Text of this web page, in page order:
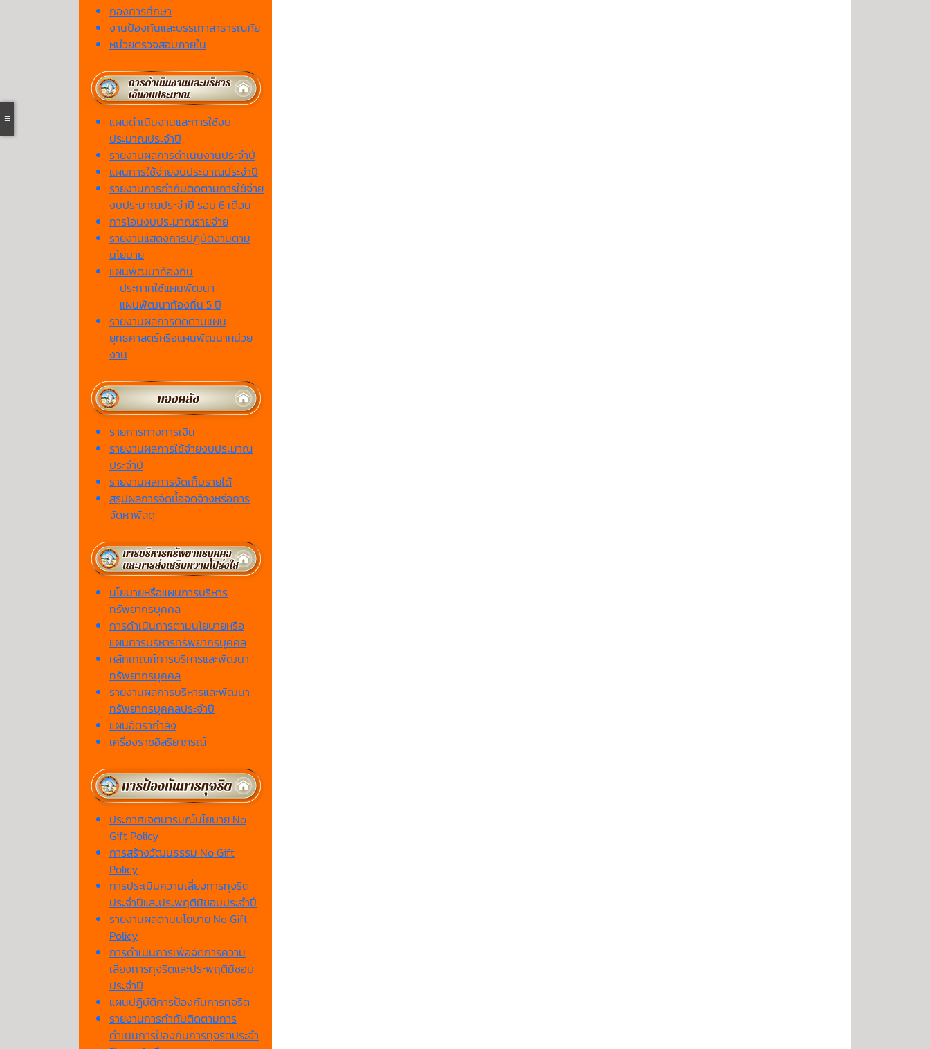
กองการศึกษา
งานป้องกันและบรรเทาสาธารณภัย
หน่วยตรวจสอบภายใน
แผนดำเนินงานและการใช้งบ
ประมาณประจำปี
รายงานผลการดำเนินงานประจำปี
แผนการใช้จ่ายงบประมาณประจำปี
รายงานการกำกับติดตามการใช้จ่าย
งบประมาณประจำปี รอบ 6 เดือน
การโอนงบประมาณรายจ่าย
รายงานแสดงการปฏิบัติงานตาม
นโยบาย
แผนพัฒนาท้องถิ่น
ประกาศใช้แผนพัฒนา
แผนพัฒนาท้องถิ่น 5 ปี
รายงานผลการติดตามแผน
ยุทธศาสตร์หรือแผนพัฒนาหน่วย
งาน
รายการทางการเงิน
รายงานผลการใช้จ่ายงบประมาณ
ประจำปี
รายงานผลการจัดเก็บรายได้
สรุปผลการจัดซื้อจัดจ้างหรือการ
จัดหาพัสดุ
นโยบายหรือแผนการบริหาร
ทรัพยากรบุคคล
การดำเนินการตามนโยบายหรือ
แผนการบริหารทรัพยากรบุคคล
หลักเกณฑ์การบริหารและพัฒนา
ทรัพยากรบุคคล
รายงานผลการบริหารและพัฒนา
ทรัพยากรบุคคลประจำปี
แผนอัตรากำลัง
เครื่องราชอิสริยาภรณ์
ประกาศเจตนารมณ์นโยบาย No
Gift Policy
การสร้างวัฒนธรรม No Gift
Policy
การประเมินความเสี่ยงการทุจริต
ประจำปีและประพฤติมิชอบประจำปี
รายงานผลตามนโยบาย No Gift
Policy
การดำเนินการเพื่อจัดการความ
เสี่ยงการทุจริตและประพฤติมิชอบ
ประจำปี
แผนปฏิบัติการป้องกันการทุจริต
รายงานการกำกับติดตามการ
ดำเนินการป้องกันการทุจริตประจำ